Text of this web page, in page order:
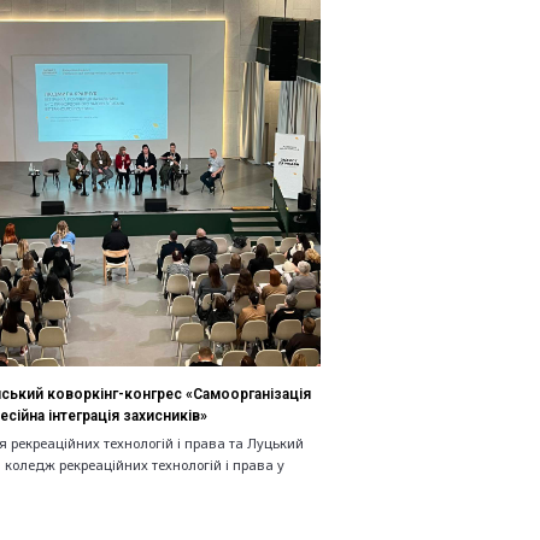
коворкінг-конгрес «Самоорганізація
інтеграція захисників»
рекреаційних технологій і права та Луцький
рекреаційних технологій і права у